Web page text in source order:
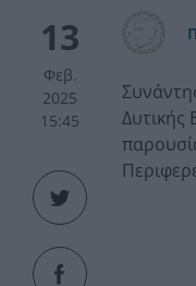
13
Φεβ.
2025
15:45
Δυτικής